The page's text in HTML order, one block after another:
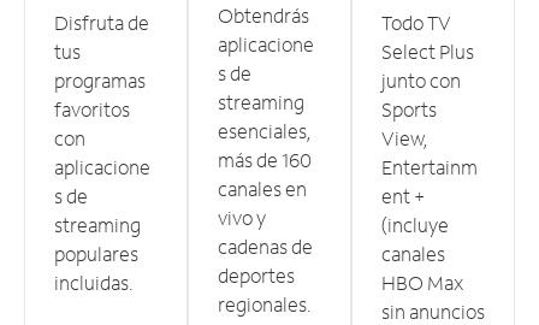
Disfruta de
tus
programas
favoritos
con
aplicacione
s de
streaming
populares
incluidas.
Obtendrás
aplicacione
s de
streaming
esenciales,
más de 160
canales en
vivo y
cadenas de
deportes
regionales.
Todo TV
Select Plus
junto con
Sports
View,
Entertainm
ent +
(incluye
canales
HBO Max
sin anuncios